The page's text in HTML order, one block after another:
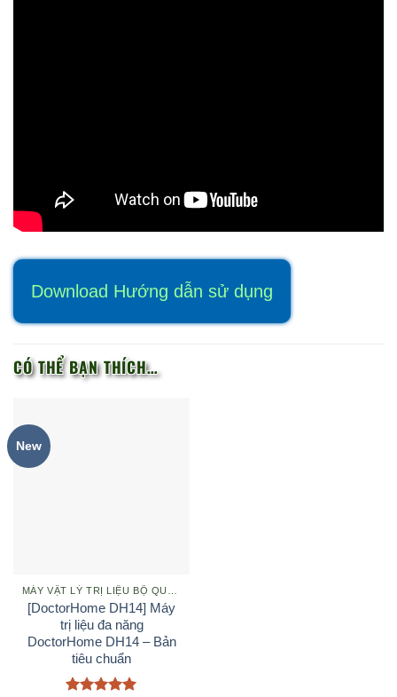
Download Hướng dẫn sử dụng
CÓ THỂ BẠN THÍCH…
New
[DoctorHome DH14] Máy
trị liệu đa năng
DoctorHome DH14 – Bản
tiêu chuẩn